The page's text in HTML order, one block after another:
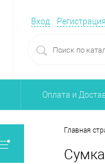
Вход Регистрация
Оплата и
Главная